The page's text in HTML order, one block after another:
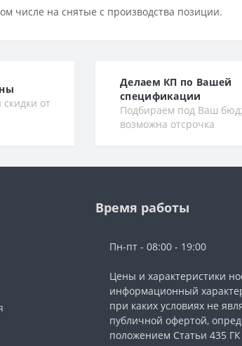
числе на снятые с производства позиции.
от
Делаем КП по Вашей
спецификации
Подбираем под Ваш
возможна отсрочка
Время работы
Пн-пт - 08:00 - 19:00
Цены и характеристики
информационный
при каких условиях не
публичной офертой,
положением Статьи 435